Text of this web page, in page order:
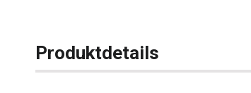
Produktdetails